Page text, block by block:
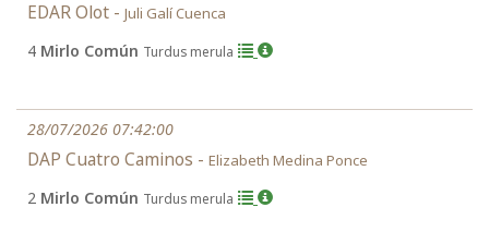
EDAR Olot - Juli Galí Cuenca
4 Mirlo Común Turdus merula
28/07/2026 07:42:00
DAP Cuatro Caminos - Elizabeth Medina Ponce
2 Mirlo Común Turdus merula